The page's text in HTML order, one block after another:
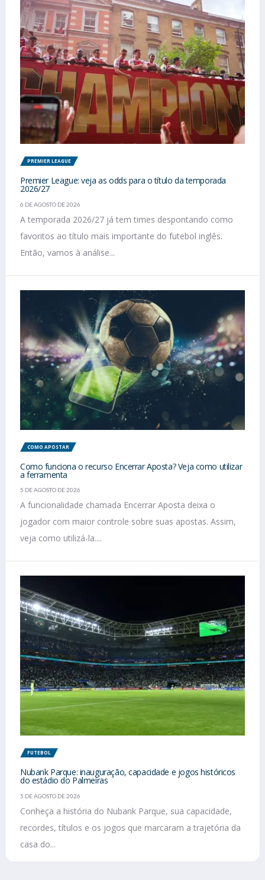
PREMIER LEAGUE
Premier League: veja as odds para o título da temporada
2026/27
6 DE AGOSTO DE 2026
A temporada 2026/27 já tem times despontando como
favoritos ao título mais importante do futebol inglês.
Então, vamos à análise...
COMO APOSTAR
Como funciona o recurso Encerrar Aposta? Veja como utilizar
a ferramenta
5 DE AGOSTO DE 2026
A funcionalidade chamada Encerrar Aposta deixa o
jogador com maior controle sobre suas apostas. Assim,
veja como utilizá-la....
FUTEBOL
Nubank Parque: inauguração, capacidade e jogos históricos
do estádio do Palmeiras
5 DE AGOSTO DE 2026
Conheça a história do Nubank Parque, sua capacidade,
recordes, títulos e os jogos que marcaram a trajetória da
casa do...